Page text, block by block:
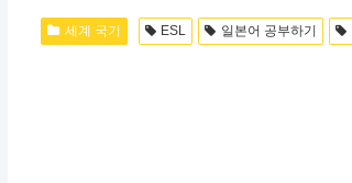
세계 국기 ESL 일본어 공부하기